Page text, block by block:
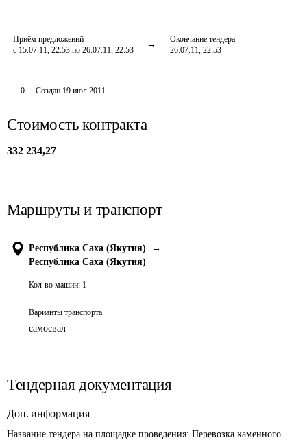
Приём предложений
с 15.07.11, 22:53 по 26.07.11, 22:53
Окончание тендера
26.07.11, 22:53
0 Создан 19 июл 2011
Стоимость контракта
332 234,27
Маршруты и транспорт
Республика Саха (Якутия)
→
Республика Саха (Якутия)
Кол-во машин: 1
Варианты транспорта
самосвал
Тендерная документация
Доп. информация
Название тендера на площадке проведения: Перевозка каменного